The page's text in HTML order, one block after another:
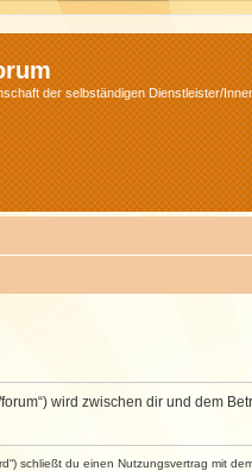
der selbständigen Dienstleister/
forum“) wird zwischen dir und dem
schließt du einen Nutzungsvertrag mit